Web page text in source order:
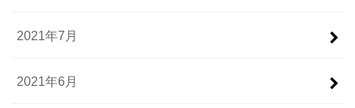
2021年7月
2021年6月